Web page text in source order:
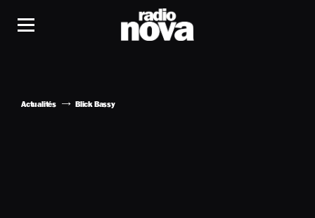
Actualités Blick Bassy